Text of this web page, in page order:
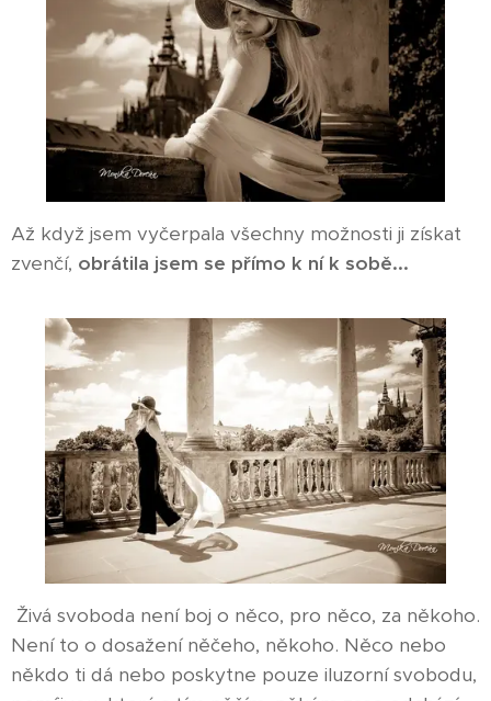
Až když jsem vyčerpala všechny možnosti ji získat
zvenčí, obrátila jsem se přímo k ní k sobě...
Živá svoboda není boj o něco, pro něco, za někoho.
Není to o dosažení něčeho, někoho. Něco nebo
někdo ti dá nebo poskytne pouze iluzorní svobodu,